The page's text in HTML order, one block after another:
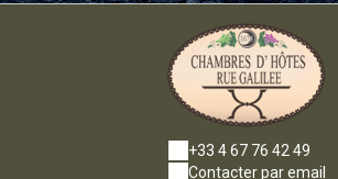
+33 4 67 76 42 49
Contacter par email